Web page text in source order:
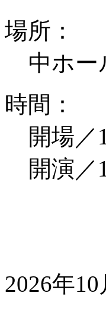
場所：
中ホー
時間：
開場／
開演／
2026年10